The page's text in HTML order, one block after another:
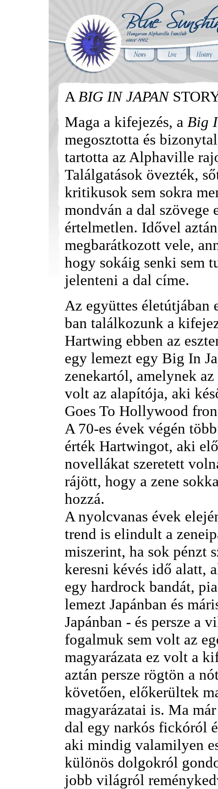
ABIG IN JAPAN
Maga a kifejezés, a Big
megosztotta és
tartotta az Alphaville
Találgatások övezték,
kritikusok sem sokra
mondván a dal szövege
értelmetlen. Idővel
megbarátkozott vele,
hogy sokáig senki sem
jelenteni a dal címe.
Az együttes életútjában
ban találkozunk a
Hartwing ebben az
egy lemezt egy Big In
zenekartól, amelynek
volt az alapítója, aki
Goes To Hollywood
A 70-es évek végén
érték Hartwingot, aki
novellákat szeretett
rájött, hogy a zene
hozzá.
A nyolcvanas évek
trend is elindult a
miszerint, ha sok pénzt
keresni kévés idő alatt,
egy hardrock bandát,
lemezt Japánban és
Japánban - és persze a
fogalmuk sem volt az
magyarázata ez volt a
aztán persze rögtön a
követően, előkerültek
magyarázatai is. Ma
dal egy narkós fickóról
aki mindig valamilyen
különös dolgokról
jobb világról